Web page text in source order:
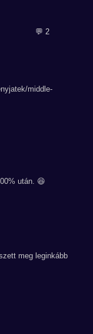
💬 2
middle-
után. 😆
meg leginkább